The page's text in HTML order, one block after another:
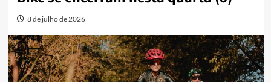
8 de julho de 2026